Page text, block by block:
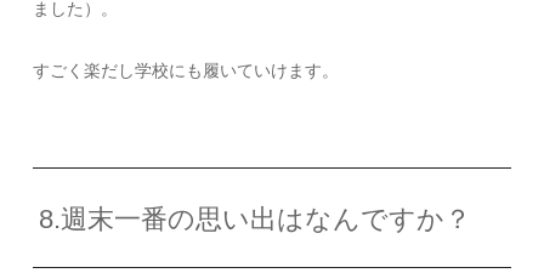
ました）。
すごく楽だし学校にも履いていけます。
8.週末一番の思い出はなんですか？